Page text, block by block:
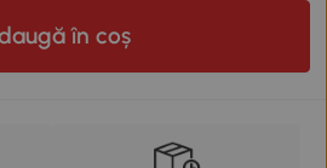
în coș